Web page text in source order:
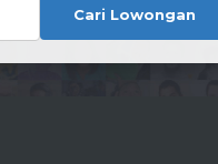
Cari Lowongan